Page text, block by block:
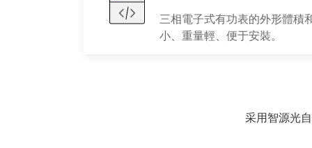
三相電子式有功表的外形體積
小、重量輕、便于安裝。
采用智源光